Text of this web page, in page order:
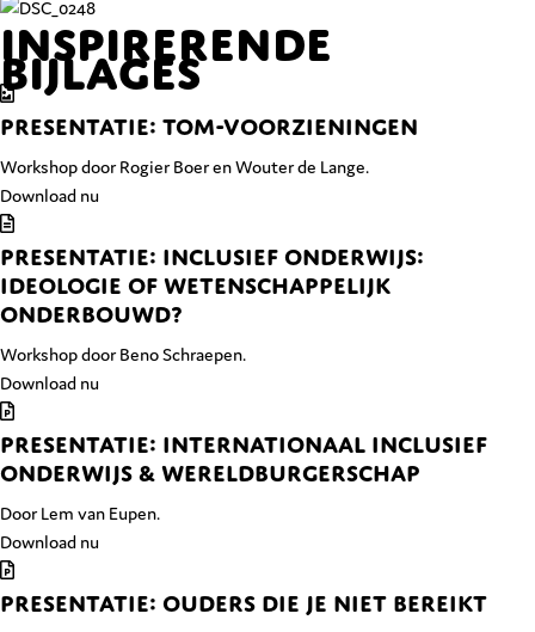
Inspirerende
bijlages
PRESENTATIE: TOM-VOORZIENINGEN
Workshop door Rogier Boer en Wouter de Lange.
Download nu
PRESENTATIE: INCLUSIEF ONDERWIJS:
IDEOLOGIE OF WETENSCHAPPELIJK
ONDERBOUWD?
Workshop door Beno Schraepen.
Download nu
PRESENTATIE: INTERNATIONAAL INCLUSIEF
ONDERWIJS & WERELDBURGERSCHAP
Door Lem van Eupen.
Download nu
PRESENTATIE: OUDERS DIE JE NIET BEREIKT